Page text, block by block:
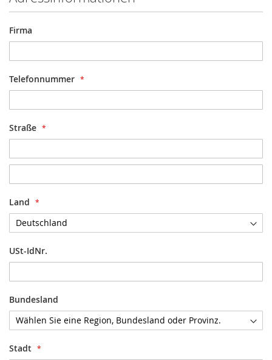
Firma
Telefonnummer
Straße
Land
USt-IdNr.
Bundesland
Stadt